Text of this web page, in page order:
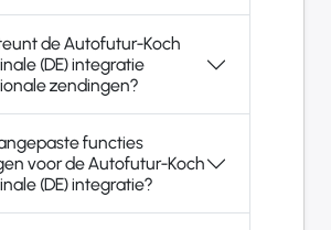
de Autofutur-Koch
(DE) integratie
zendingen?
functies
voor de Autofutur-Koch
(DE) integratie?